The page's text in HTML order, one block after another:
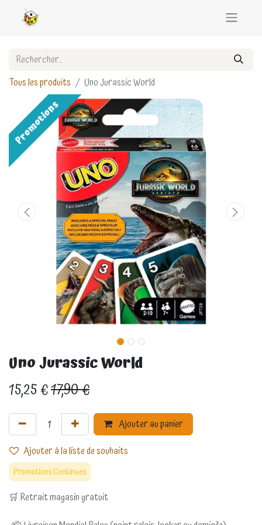
Tous les produits Uno Jurassic World
Promotions
Uno Jurassic World
15,25€17,90€
Ajouter au panier
Ajouter à la liste de souhaits
Promotions Continues
🛒 Retrait magasin gratuit